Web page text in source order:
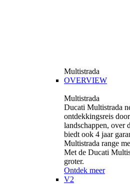
Multistrada
OVERVIEW
Multistrada
Ducati Multistrada
ontdekkingsreis
landschappen, over
biedt ook 4 jaar
Multistrada range
Met de Ducati
groter.
Ontdek meer
V2